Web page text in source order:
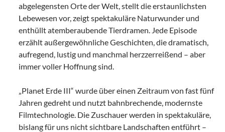
abgelegensten Orte der Welt, stellt die erstaunlichsten
Lebewesen vor, zeigt spektakuläre Naturwunder und
enthüllt atemberaubende Tierdramen. Jede Episode
erzählt außergewöhnliche Geschichten, die dramatisch,
aufregend, lustig und manchmal herzzerreißend – aber
immer voller Hoffnung sind.
„Planet Erde III“ wurde über einen Zeitraum von fast fünf
Jahren gedreht und nutzt bahnbrechende, modernste
Filmtechnologie. Die Zuschauer werden in spektakuläre,
bislang für uns nicht sichtbare Landschaften entführt –